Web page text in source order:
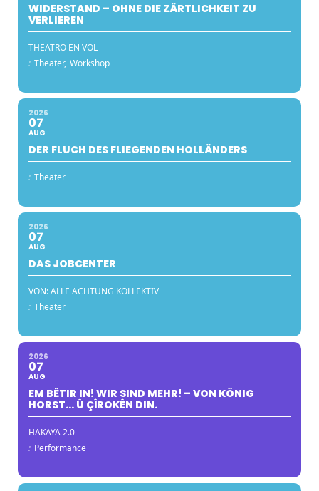
WIDERSTAND – OHNE DIE ZÄRTLICHKEIT ZU
VERLIEREN
THEATRO EN VOL
: Theater, Workshop
2026
07
AUG
DER FLUCH DES FLIEGENDEN HOLLÄNDERS
: Theater
2026
07
AUG
DAS JOBCENTER
VON: ALLE ACHTUNG KOLLEKTIV
: Theater
2026
07
AUG
EM BÊTIR IN! WIR SIND MEHR! – VON KÖNIG
HORST… Û ÇÎROKÊN DIN.
HAKAYA 2.0
: Performance